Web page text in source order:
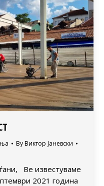
By Виктор Јаневски
Ве известуваме
2021 година